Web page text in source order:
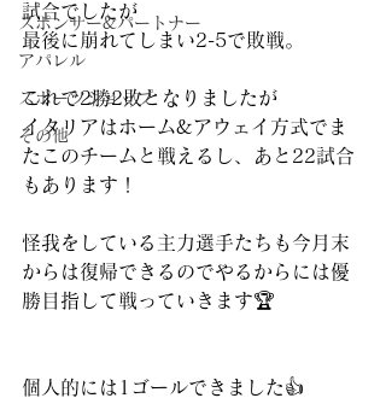
スポンサー&パートナー
アパレル
スポーツショップ
その他
試合でしたが
最後に崩れてしまい2-5で敗戦。
これで2勝2敗となりましたが
イタリアはホーム&アウェイ方式でま
たこのチームと戦えるし、あと22試合
もあります！
怪我をしている主力選手たちも今月末
からは復帰できるのでやるからには優
勝目指して戦っていきます🏆
個人的には1ゴールできました👍